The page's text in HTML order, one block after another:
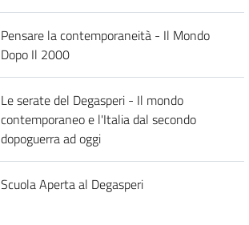
Pensare la contemporaneità - Il Mondo
Dopo Il 2000
Le serate del Degasperi - Il mondo
contemporaneo e l'Italia dal secondo
dopoguerra ad oggi
Scuola Aperta al Degasperi